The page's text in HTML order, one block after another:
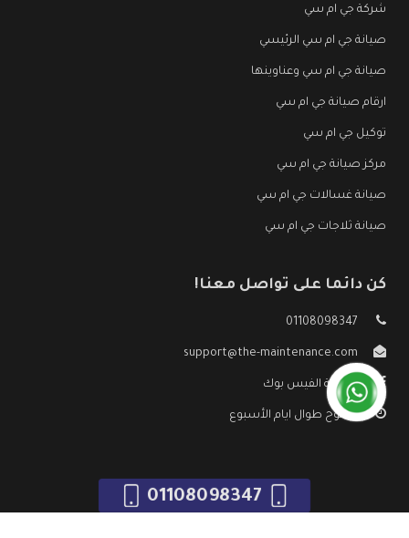
شركة جي ام سي
صيانة جي ام سي الرئيسي
صيانة جي ام سي وعناوينها
ارقام صيانة جي ام سي
توكيل جي ام سي
مركز صيانة جي ام سي
صيانة غسالات جي ام سي
صيانة ثلاجات جي ام سي
كن دائما على تواصل معنا!
01108098347
support@the-maintenance.com
صفحة الفيس بوك
مفتوح طوال ايام الأسبوع
01108098347